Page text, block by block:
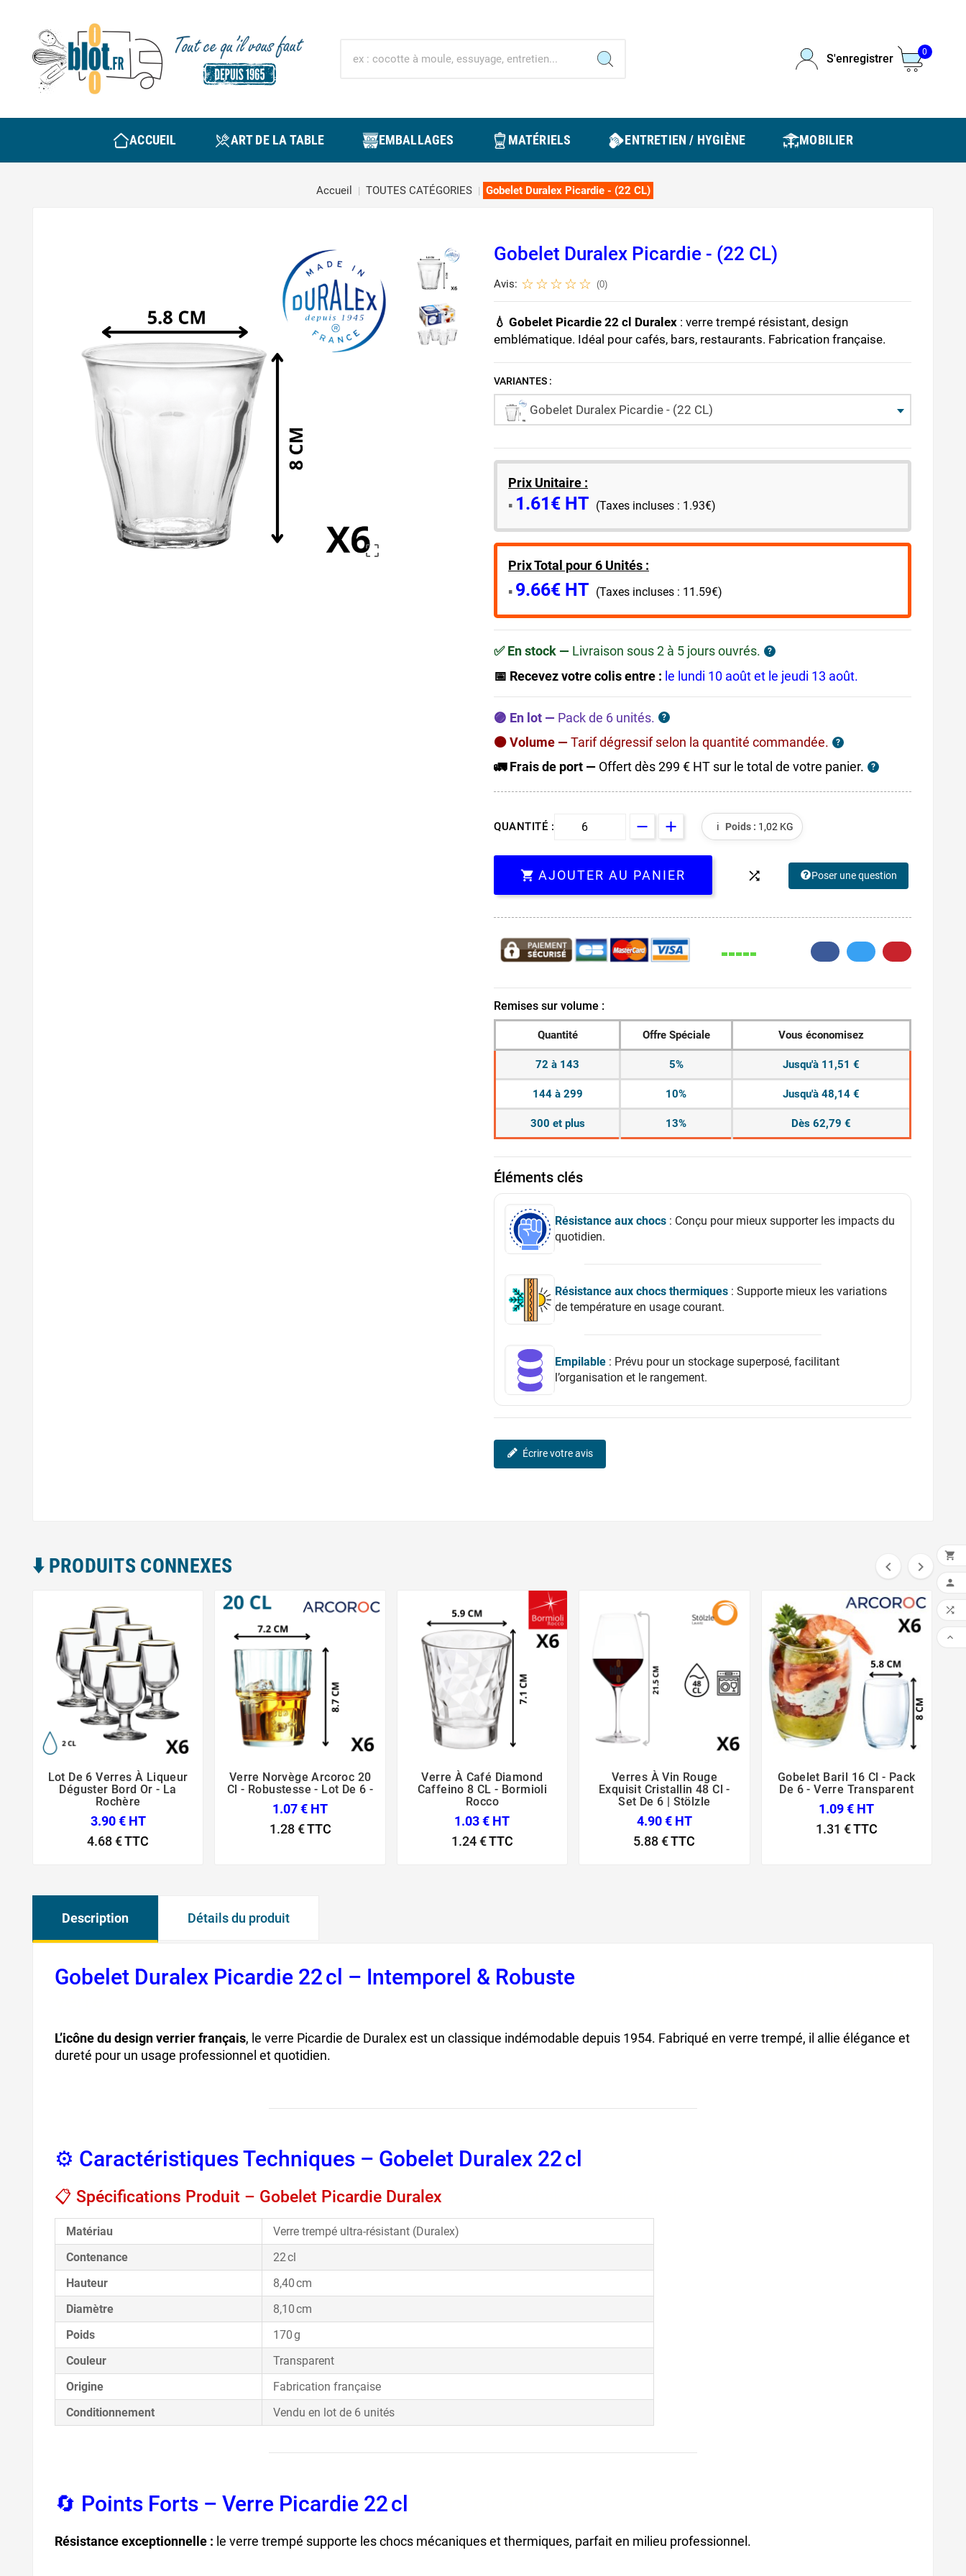
S'enregistrer
0
ACCUEIL ART DE LA TABLE EMBALLAGES MATÉRIELS ENTRETIEN / HYGIÈNE MOBILIER
Accueil TOUTES CATÉGORIES Gobelet Duralex Picardie - (22 CL)

Gobelet Duralex Picardie - (22 CL)
Avis: (0)
💧 Gobelet Picardie 22 cl Duralex : verre trempé résistant, design
emblématique. Idéal pour cafés, bars, restaurants. Fabrication française.
VARIANTES :
Gobelet Duralex Picardie - (22 CL)
Prix Unitaire :
​▪️​ 1.61€ HT (Taxes incluses : 1.93€)
Prix Total pour 6 Unités :
▪️​ 9.66€ HT (Taxes incluses : 11.59€)
✅ En stock — Livraison sous 2 à 5 jours ouvrés. ?
📅 Recevez votre colis entre : le lundi 10 août et le jeudi 13 août.
🟣 En lot — Pack de 6 unités. ?
🟠 Volume —Tarif dégressif selon la quantité commandée. ?
🚛 Frais de port — Offert dès 299 € HT sur le total de votre panier. ?
ℹ️ Poids : 1,02 KG
QUANTITÉ :
 AJOUTER AU PANIER  Poser une question
Remises sur volume :
Quantité Offre Spéciale Vous économisez
72 à 143 5% Jusqu'à 11,51 €
144 à 299 10% Jusqu'à 48,14 €
300 et plus 13% Dès 62,79 €
Éléments clés
Résistance aux chocs : Conçu pour mieux supporter les impacts du
quotidien.
Résistance aux chocs thermiques : Supporte mieux les variations
de température en usage courant.
Empilable : Prévu pour un stockage superposé, facilitant
l’organisation et le rangement.
Écrire votre avis
⬇️​ PRODUITS CONNEXES  
  
Lot De 6 Verres À Liqueur
Déguster Bord Or - La
Rochère
3.90 € HT
4.68 €TTC
  
Verre Norvège Arcoroc 20
Cl - Robustesse - Lot De 6 -
1.07 € HT
1.28 €TTC
  
Verre À Café Diamond
Caffeino 8 CL - Bormioli
Rocco
1.03 € HT
1.24 €TTC
  
Verres À Vin Rouge
Exquisit Cristallin 48 Cl -
Set De 6 | Stölzle
4.90 € HT
5.88 €TTC
  
Gobelet Baril 16 Cl - Pack
De 6 - Verre Transparent
1.09 € HT
1.31 €TTC
Description Détails du produit
Gobelet Duralex Picardie 22 cl – Intemporel & Robuste
L’icône du design verrier français, le verre Picardie de Duralex est un classique indémodable depuis 1954. Fabriqué en verre trempé, il allie élégance et
dureté pour un usage professionnel et quotidien.
⚙️ Caractéristiques Techniques – Gobelet Duralex 22 cl
📋 Spécifications Produit – Gobelet Picardie Duralex
Matériau
Verre trempé ultra-résistant (Duralex)
Contenance
22 cl
Hauteur
8,40 cm
Diamètre
8,10 cm
Poids
170 g
Couleur
Transparent
Origine
Fabrication française
Conditionnement
Vendu en lot de 6 unités
🔄 Points Forts – Verre Picardie 22 cl
Résistance exceptionnelle : le verre trempé supporte les chocs mécaniques et thermiques, parfait en milieu professionnel.



